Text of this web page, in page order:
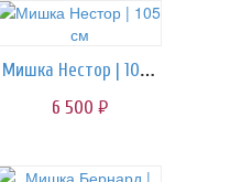
Мишка Нестор | 105 см
6 500 руб.